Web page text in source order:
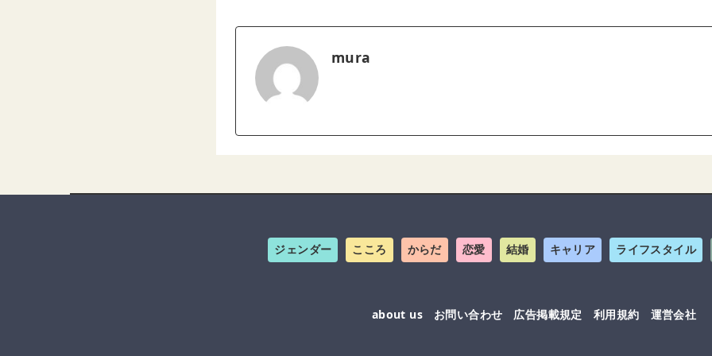
mura
ジェンダー こころ からだ 恋愛 結婚 キャリア ライフスタイル
about us お問い合わせ 広告掲載規定 利用規約 運営会社